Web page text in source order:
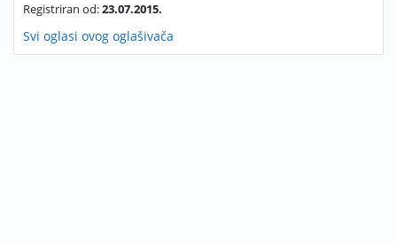
Registriran od:23.07.2015.
Svi oglasi ovog oglašivača